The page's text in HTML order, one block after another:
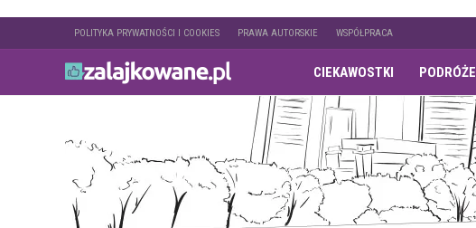
POLITYKA PRYWATNOŚCI I COOKIES PRAWA AUTORSKIE WSPÓŁPRACA
CIEKAWOSTKI PODRÓŻE